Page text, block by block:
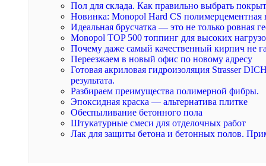
Пол для склада. Как правильно выбрать
Новинка: Monopol Hard CS полимерцементная
Идеальная брусчатка — это не только ровная
Monopol TOP 500 топпинг для высоких
Почему даже самый качественный кирпич не
Переезжаем в новый офис по новому адресу
Готовая акриловая гидроизоляция Strasser
результата.
Разбираем преимущества полимерной фибры.
Эпоксидная краска — альтернатива плитке
Обеспыливание бетонного пола
Штукатурные смеси для отделочных работ
Лак для защиты бетона и бетонных полов.